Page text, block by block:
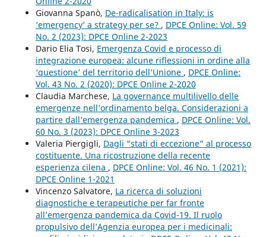
Giovanna Spanò, De-radicalisation in Italy: is
‘emergency’ a strategy per se? , DPCE Online: Vol. 59
No. 2 (2023): DPCE Online 2-2023
Dario Elia Tosi, Emergenza Covid e processo di
integrazione europea: alcune riflessioni in ordine alla
‘questione’ del territorio dell’Unione , DPCE Online:
Vol. 43 No. 2 (2020): DPCE Online 2-2020
Claudia Marchese, La governance multilivello delle
emergenze nell’ordinamento belga. Considerazioni a
partire dall’emergenza pandemica , DPCE Online: Vol.
60 No. 3 (2023): DPCE Online 3-2023
Valeria Piergigli, Dagli “stati di eccezione” al processo
costituente. Una ricostruzione della recente
esperienza cilena , DPCE Online: Vol. 46 No. 1 (2021):
DPCE Online 1-2021
Vincenzo Salvatore, La ricerca di soluzioni
diagnostiche e terapeutiche per far fronte
all’emergenza pandemica da Covid-19. Il ruolo
propulsivo dell’Agenzia europea per i medicinali: